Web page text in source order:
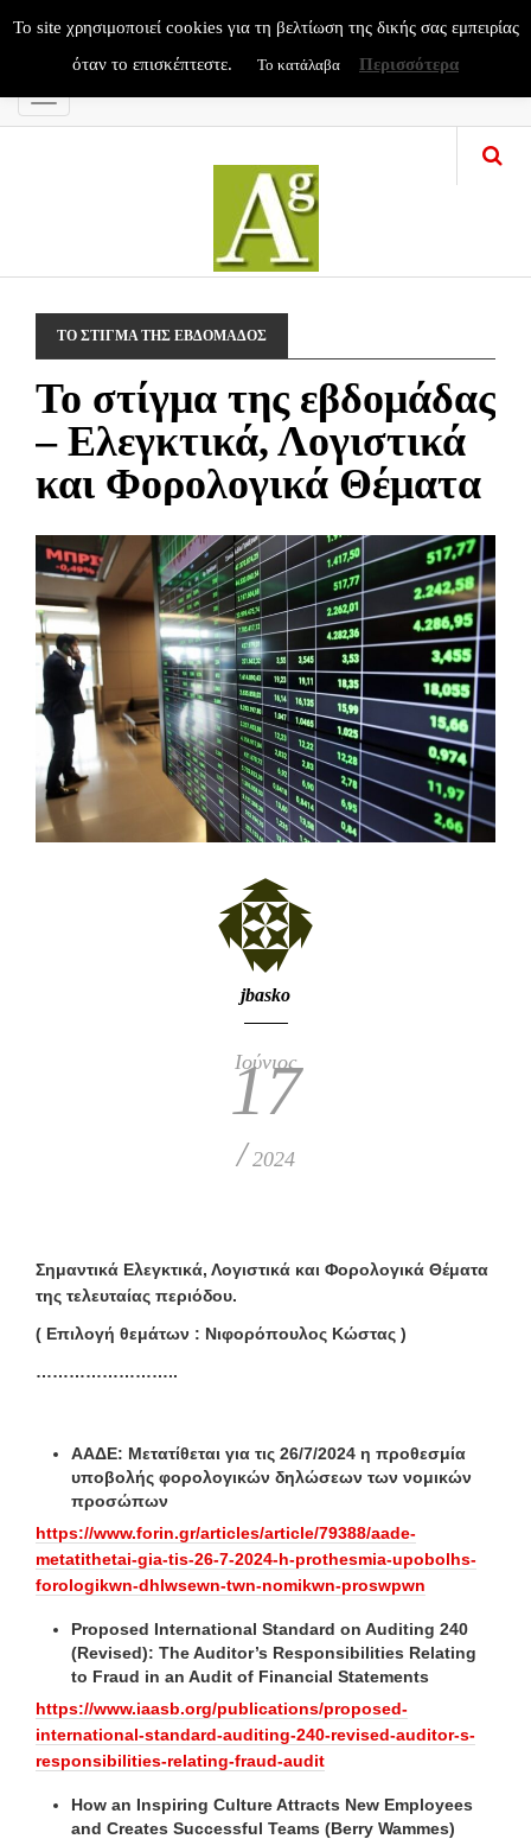
Menu
ΤΟ ΣΤΙΓΜΑ ΤΗΣ ΕΒΔΟΜΑΔΟΣ
To στίγμα της εβδομάδας
– Ελεγκτικά, Λογιστικά
και Φορολογικά Θέματα
jbasko
Ιούνιος
17
/2024
Σημαντικά Ελεγκτικά, Λογιστικά και Φορολογικά Θέματα
της τελευταίας περιόδου.
( Επιλογή θεμάτων : Νιφορόπουλος Κώστας )
……………………..
ΑΑΔΕ: Μετατίθεται για τις 26/7/2024 η προθεσμία
υποβολής φορολογικών δηλώσεων των νομικών
προσώπων
https://www.forin.gr/articles/article/79388/aade-
metatithetai-gia-tis-26-7-2024-h-prothesmia-upobolhs-
forologikwn-dhlwsewn-twn-nomikwn-proswpwn
Proposed International Standard on Auditing 240
(Revised): The Auditor’s Responsibilities Relating
to Fraud in an Audit of Financial Statements
https://www.iaasb.org/publications/proposed-
international-standard-auditing-240-revised-auditor-s-
responsibilities-relating-fraud-audit
How an Inspiring Culture Attracts New Employees
and Creates Successful Teams (Berry Wammes)
To site χρησιμοποιεί cookies για τη βελτίωση της δικής σας εμπειρίας
όταν το επισκέπτεστε.
Το κατάλαβα Περισσότερα